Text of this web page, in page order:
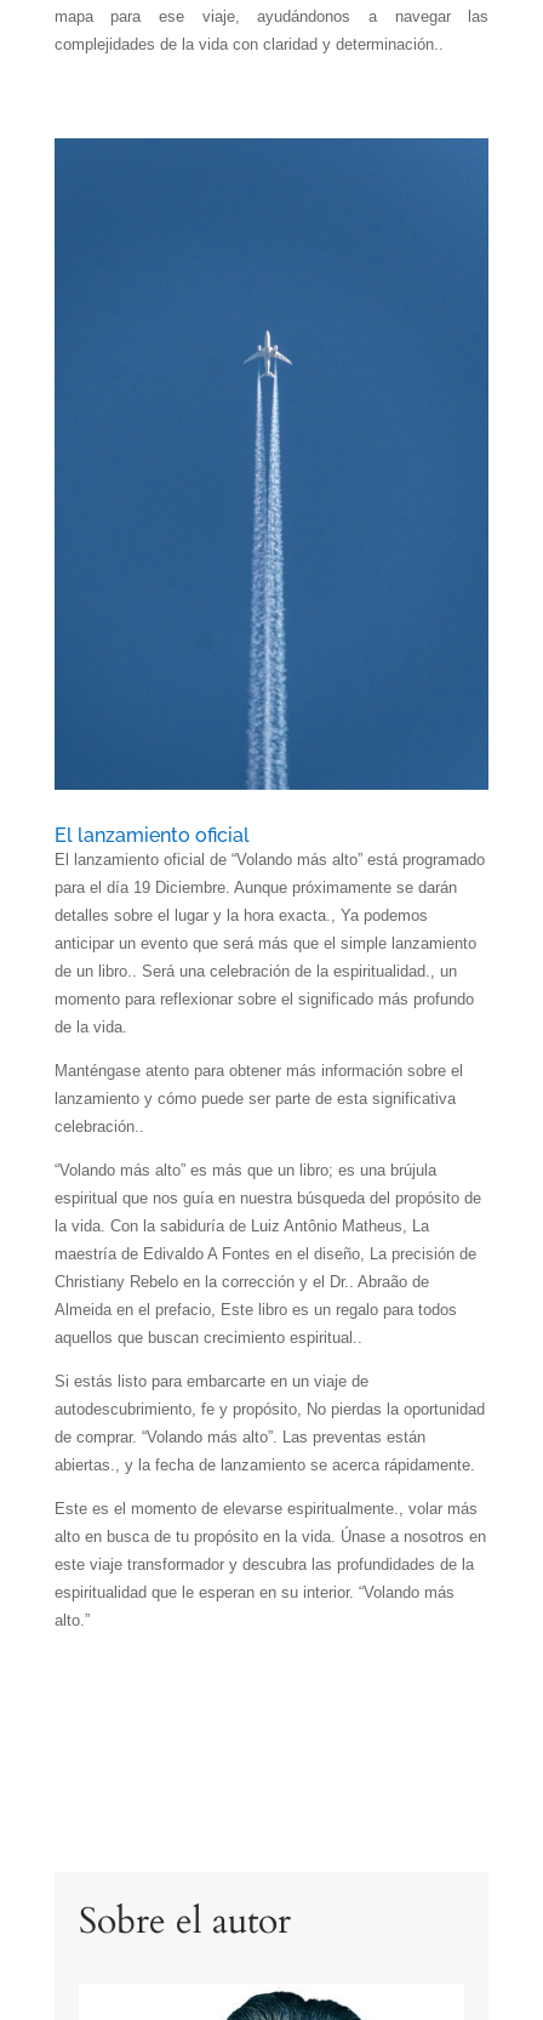
mapa para ese viaje, ayudándonos a navegar las
complejidades de la vida con claridad y determinación..
El lanzamiento oficial
El lanzamiento oficial de “Volando más alto” está programado
para el día 19 Diciembre. Aunque próximamente se darán
detalles sobre el lugar y la hora exacta., Ya podemos
anticipar un evento que será más que el simple lanzamiento
de un libro.. Será una celebración de la espiritualidad., un
momento para reflexionar sobre el significado más profundo
de la vida.
Manténgase atento para obtener más información sobre el
lanzamiento y cómo puede ser parte de esta significativa
celebración..
“Volando más alto” es más que un libro; es una brújula
espiritual que nos guía en nuestra búsqueda del propósito de
la vida. Con la sabiduría de Luiz Antônio Matheus, La
maestría de Edivaldo A Fontes en el diseño, La precisión de
Christiany Rebelo en la corrección y el Dr.. Abraão de
Almeida en el prefacio, Este libro es un regalo para todos
aquellos que buscan crecimiento espiritual..
Si estás listo para embarcarte en un viaje de
autodescubrimiento, fe y propósito, No pierdas la oportunidad
de comprar. “Volando más alto”. Las preventas están
abiertas., y la fecha de lanzamiento se acerca rápidamente.
Este es el momento de elevarse espiritualmente., volar más
alto en busca de tu propósito en la vida. Únase a nosotros en
este viaje transformador y descubra las profundidades de la
espiritualidad que le esperan en su interior. “Volando más
alto.”
Sobre el autor